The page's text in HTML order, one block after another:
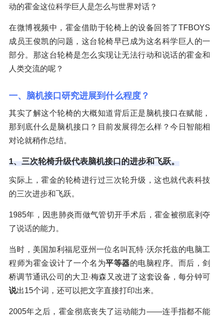
动的霍金这位科学巨人是怎么与世界对话？
在微博视频中，霍金借助于轮椅上的设备回答了TFBOYS
成员王俊凯的问题，这台轮椅早已成为这名科学巨人的一
部分。那这台轮椅是怎么实现让无法行动和说话的霍金和
人类交流的呢？
一、脑机接口研究进展到什么程度？
其实了解这个轮椅的大概知道背后正是脑机接口在赋能，
那到底什么是脑机接口？目前发展得怎么样？今日智能相
对论就稍作总结。
1、三次轮椅升级代表脑机接口的进步和飞跃。
实际上，霍金的轮椅进行过三次轮升级，这也就代表科技
的三次进步和飞跃。
1985年，因患肺炎而做气管切开手术后，霍金被彻底剥夺
了说话的能力。
当时，美国加利福尼亚州一位名叫瓦特·沃尔托兹的电脑工
程师为霍金设计了一个名为平等器的电脑程序。而后，剑
桥调节通讯公司的大卫·梅森又改进了这套设备，每分钟可
说出15个词，还可以把文字直接打印出来。
2005年之后，霍金彻底丧失了运动能力——连手指都不能